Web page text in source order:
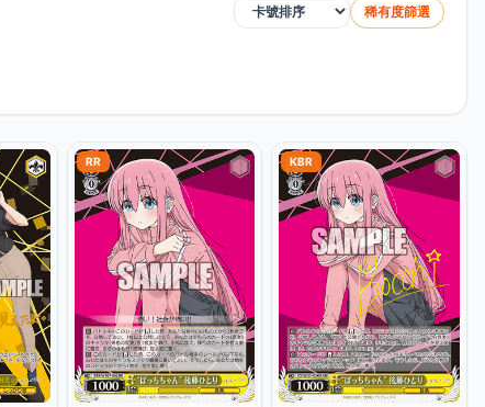
排序方式
稀有度篩選
RR KBR